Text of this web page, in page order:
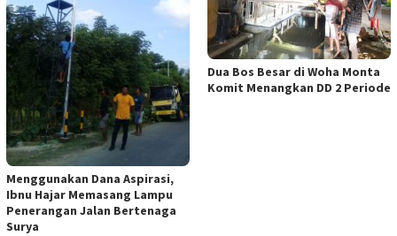
Menggunakan Dana Aspirasi,
Ibnu Hajar Memasang Lampu
Penerangan Jalan Bertenaga
Surya
Dua Bos Besar di Woha Monta
Komit Menangkan DD 2 Periode